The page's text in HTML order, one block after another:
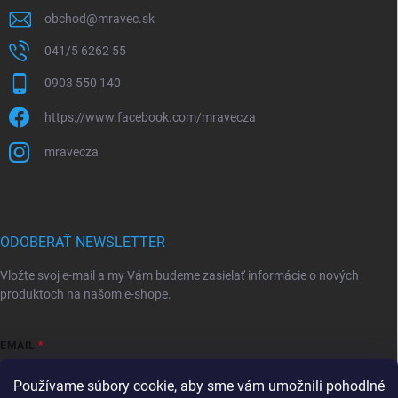
Používame súbory cookie, aby sme vám umožnili pohodlné
obchod@mravec.sk
041/5 6262 55
0903 550 140
https://www.facebook.com/mravecza
mravecza
ODOBERAŤ NEWSLETTER
Vložte svoj e-mail a my Vám budeme zasielať informácie o nových
produktoch na našom e-shope.
EMAIL